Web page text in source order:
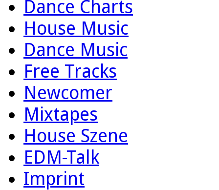
Dance Charts
House Music
Dance Music
Free Tracks
Newcomer
Mixtapes
House Szene
EDM-Talk
Imprint